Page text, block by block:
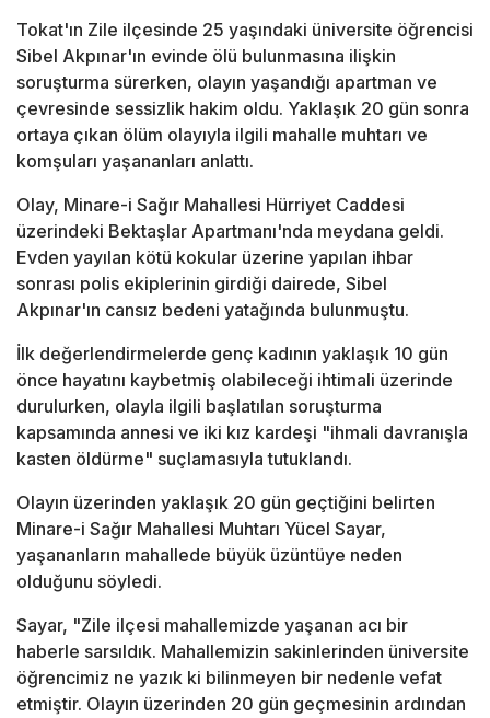
Tokat'ın Zile ilçesinde 25 yaşındaki üniversite öğrencisi
Sibel Akpınar'ın evinde ölü bulunmasına ilişkin
soruşturma sürerken, olayın yaşandığı apartman ve
çevresinde sessizlik hakim oldu. Yaklaşık 20 gün sonra
ortaya çıkan ölüm olayıyla ilgili mahalle muhtarı ve
komşuları yaşananları anlattı.
Olay, Minare-i Sağır Mahallesi Hürriyet Caddesi
üzerindeki Bektaşlar Apartmanı'nda meydana geldi.
Evden yayılan kötü kokular üzerine yapılan ihbar
sonrası polis ekiplerinin girdiği dairede, Sibel
Akpınar'ın cansız bedeni yatağında bulunmuştu.
İlk değerlendirmelerde genç kadının yaklaşık 10 gün
önce hayatını kaybetmiş olabileceği ihtimali üzerinde
durulurken, olayla ilgili başlatılan soruşturma
kapsamında annesi ve iki kız kardeşi "ihmali davranışla
kasten öldürme" suçlamasıyla tutuklandı.
Olayın üzerinden yaklaşık 20 gün geçtiğini belirten
Minare-i Sağır Mahallesi Muhtarı Yücel Sayar,
yaşananların mahallede büyük üzüntüye neden
olduğunu söyledi.
Sayar, "Zile ilçesi mahallemizde yaşanan acı bir
haberle sarsıldık. Mahallemizin sakinlerinden üniversite
öğrencimiz ne yazık ki bilinmeyen bir nedenle vefat
etmiştir. Olayın üzerinden 20 gün geçmesinin ardından